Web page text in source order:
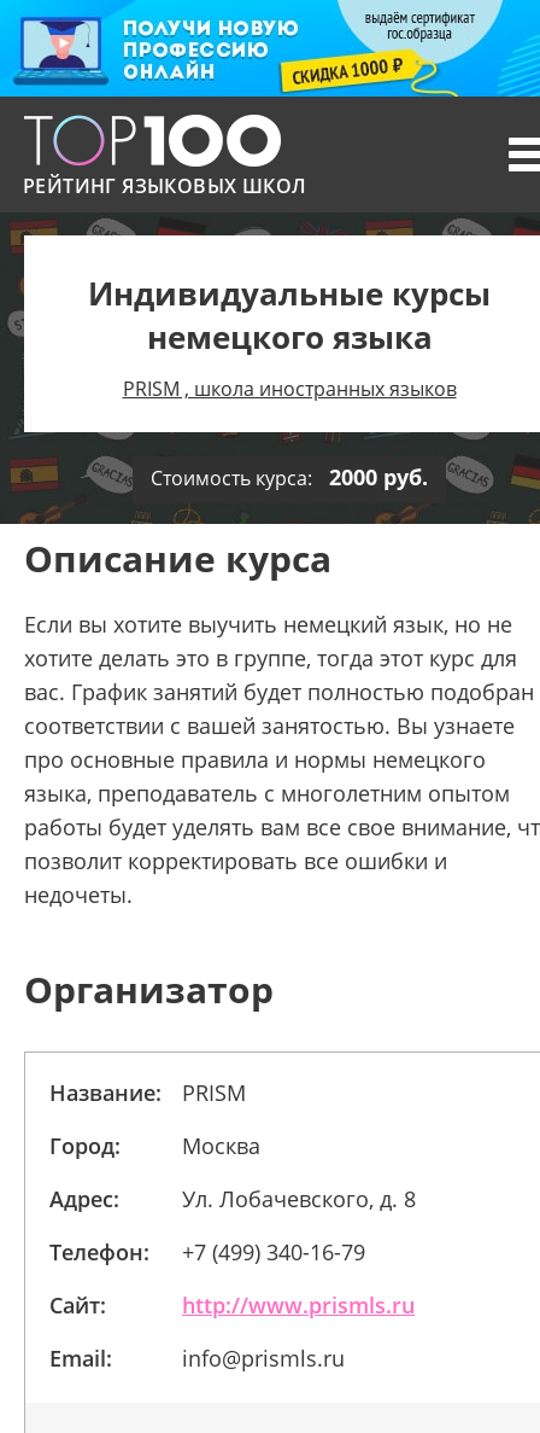
РЕЙТИНГ ЯЗЫКОВЫХ ШКОЛ
Индивидуальные курсы
немецкого языка
PRISM , школа иностранных языков
Стоимость курса: 2000 руб.
Описание курса
Если вы хотите выучить немецкий язык, но не
хотите делать это в группе, тогда этот курс для
вас. График занятий будет полностью подобран
соответствии с вашей занятостью. Вы узнаете
про основные правила и нормы немецкого
языка, преподаватель с многолетним опытом
работы будет уделять вам все свое внимание,
позволит корректировать все ошибки и
недочеты.
Организатор
Название:
PRISM
Город:
Москва
Адрес:
Ул. Лобачевского, д. 8
Телефон:
+7 (499) 340-16-79
Сайт:
http://www.prismls.ru
Email:
info@prismls.ru